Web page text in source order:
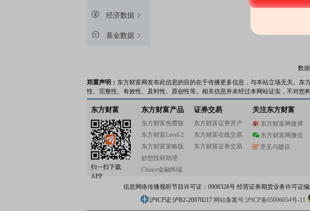
经济数据
基金数据
数
郑重声明： 东方财富网发布此信息的目的在于传播更多信息，与本站立场无关。
性、完整性、有效性、及时性、原创性等。相关信息并未经过本网站证实，不对您
东方财富
扫一扫下载
APP
东方财富产品
东方财富免费版
东方财富Level-2
东方财富策略版
妙想投研助理
Choice金融终端
证券交易
东方财富证券开户
东方财富在线交易
东方财富证券交易
关注东方财富
东方财富网微博
东方财富网微信
意见与建议
信息网络传播视听节目许可证：0908328号 经营证券期货业务许可证
沪ICP证:沪B2-20070217 网站备案号:沪ICP备05006054号-11